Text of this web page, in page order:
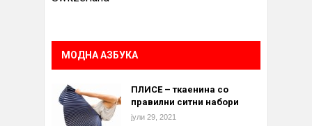
МОДНА АЗБУКА
ПЛИСЕ – ткаенина со
правилни ситни набори
јули 29, 2021